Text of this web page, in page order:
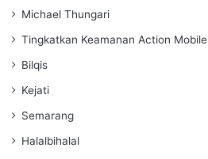
Michael Thungari
Tingkatkan Keamanan Action Mobile
Bilqis
Kejati
Semarang
Halalbihalal